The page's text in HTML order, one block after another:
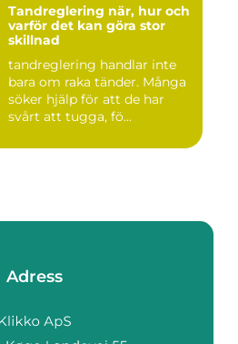
Tandreglering när, hur och
varför det kan göra stor
skillnad
tandreglering handlar inte
bara om raka tänder. Många
söker hjälp för att de har
svårt att tugga, fö...
Adress